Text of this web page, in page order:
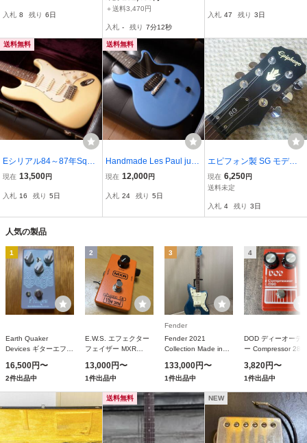
工具 ストラップ 2022年
入札 8 残り 6日
品
＋送料3,470円
入札 - 残り 7分11秒
4入札 47 残り 3日
送料無料
Eシリアル84～87年Squie
r by Fender ESS & ESS製
ス付
現在 13,500円
入札 16 残り 5日
送料無料
Handmade Les Paul juni
or Type 超軽量
現在 12,000円
入札 24 残り 5日
エピフォン製 SG モデル
セットネック
現在 6,250円
送料未定
入札 4 残り 3日
人気の製品
1
Earth Quaker
Devices ギターエフェ
イブ Plumes
16,500円〜
2件出品中
2
E.W.S. エフェクター
フェイザー MXR
MOD
13,000円〜
1件出品中
3
Fender
Fender 2021
Collection Made in
Jazzmaster LPB エレ
キギター
133,000円〜
1件出品中
4
DOD ディーオーデ
ー Compressor 280
ーエフェクター
3,820円〜
1件出品中
送料無料 NEW